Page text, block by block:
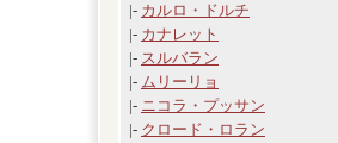
|- カルロ・ドルチ
|- カナレット
|- スルバラン
|- ムリーリョ
|- ニコラ・プッサン
|- クロード・ロラン